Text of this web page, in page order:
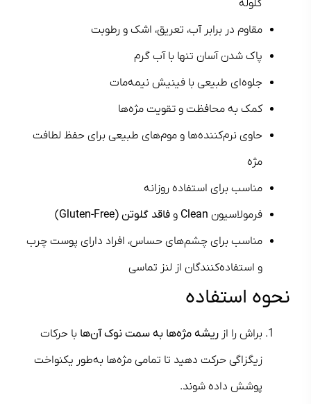
گلوله
مقاوم در برابر آب، تعریق، اشک و رطوبت
پاک شدن آسان تنها با آب گرم
جلوه‌ای طبیعی با فینیش نیمه‌مات
کمک به محافظت و تقویت مژه‌ها
حاوی نرم‌کننده‌ها و موم‌های طبیعی برای حفظ لطافت
مژه
مناسب برای استفاده روزانه
فرمولاسیون Clean و فاقد گلوتن (Gluten-Free)
مناسب برای چشم‌های حساس، افراد دارای پوست چرب
و استفاده‌کنندگان از لنز تماسی
نحوه استفاده
براش را از ریشه مژه‌ها به سمت نوک آن‌ها با حرکات
زیگزاگی حرکت دهید تا تمامی مژه‌ها به‌طور یکنواخت
پوشش داده شوند.